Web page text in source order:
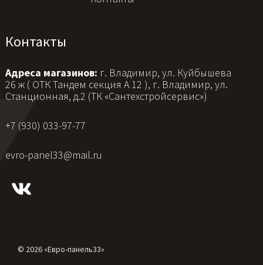
Контакты
Адреса магазинов: г. Владимир, ул. Куйбышева
26 ж ( ОТК Тандем секция А 12 ), г. Владимир, ул.
Станционная, д.2 (ТК «Сантехстройсервис»)
+7 (930) 033-97-77
evro-panel33@mail.ru
© 2026 «Евро-панель33»